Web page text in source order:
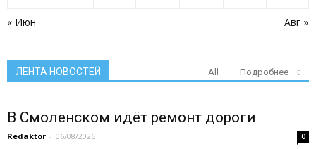
« Июн Авг »
ЛЕНТА НОВОСТЕЙ All Подробнее
В Смоленском идёт ремонт дороги
Redaktor - 06/08/2026 0